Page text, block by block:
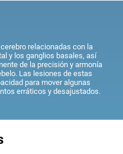
relacionadas con la
y los ganglios basales, así
de la precisión y armonía
Las lesiones de estas
para mover algunas
erráticos y desajustados.